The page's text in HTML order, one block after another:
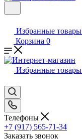
Избранные товары
Корзина 0
Избранные товары
Телефоны
+7 (917) 565-71-34
Заказать звонок